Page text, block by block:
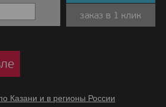
заказ в 1 клик
Казани и в регионы России